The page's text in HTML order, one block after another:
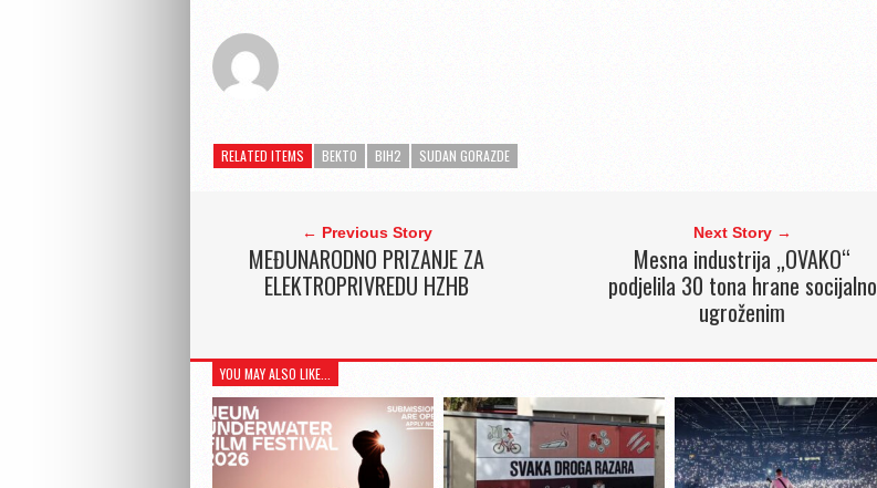
RELATED ITEMS BEKTO BIH2 SUDAN GORAZDE
← Previous Story
MEĐUNARODNO PRIZANJE ZA
ELEKTROPRIVREDU HZHB
Next Story →
Mesna industrija „OVAKO“
podjelila 30 tona hrane socijalno
ugroženim
YOU MAY ALSO LIKE...